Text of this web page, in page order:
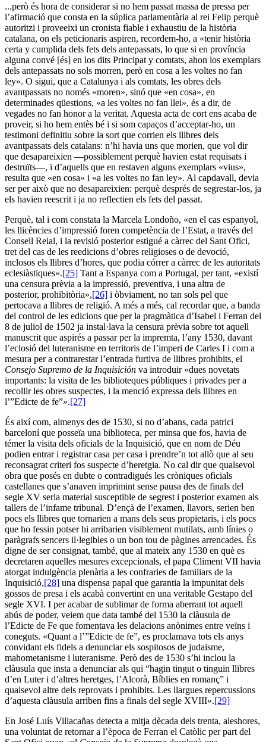
...però és hora de considerar si no hem passat massa de pressa per
l’afirmació que consta en la súplica parlamentària al rei Felip perquè
autoritzi i proveeixi un cronista fiable i exhaustiu de la història
catalana, on els peticionaris aspiren, recordem-ho, a «tenir història
certa y cumplida dels fets dels antepassats, lo que si en província
alguna convé [és] en los dits Principat y comtats, ahon los exemplars
dels antepassats no sols morren, però en cosa a les voltes no fan
ley». O sigui, que a Catalunya i als comtats, les obres dels
avantpassats no només «moren», sinó que «en cosa», en
determinades qüestions, «a les voltes no fan llei», és a dir, de
vegades no fan honor a la veritat. Aquesta acta de cort ens acaba de
proveir, si ho hem entès bé i si som capaços d’acceptar-ho, un
testimoni definitiu sobre la sort que corrien els llibres dels
avantpassats dels catalans: n’hi havia uns que morien, que vol dir
que desapareixien —possiblement perquè havien estat requisats i
destruïts—, i d’aquells que en restaven alguns exemplars «vius»,
resulta que «en cosa» i «a les voltes no fan ley». Al capdavall, devia
ser per això que no desapareixien: perquè després de segrestar-los, ja
els havien reescrit i ja no reflectien els fets del passat.
Perquè, tal i com constata la Marcela Londoño, «en el cas espanyol,
les llicències d’impressió foren competència de l’Estat, a través del
Consell Reial, i la revisió posterior estigué a càrrec del Sant Ofici,
tret del cas de les reedicions d’obres religioses o de devoció,
inclosos els llibres d’hores, que podia córrer a càrrec de les autoritats
eclesiàstiques».[25] Tant a Espanya com a Portugal, per tant, «existí
una censura prèvia a la impressió, preventiva, i una altra de
posterior, prohibitòria»,[26] i òbviament, no tan sols pel que
pertocava a llibres de religió. A més a més, cal recordar que, a banda
del control de les edicions que per la pragmàtica d’Isabel i Ferran del
8 de juliol de 1502 ja instal·lava la censura prèvia sobre tot aquell
manuscrit que aspirés a passar per la impremta, l’any 1530, davant
l’eclosió del luteranisme en territoris de l’imperi de Carles I i com a
mesura per a contrarestar l’entrada furtiva de llibres prohibits, el
Consejo Supremo de la Inquisición va introduir «dues novetats
importants: la visita de les biblioteques públiques i privades per a
recollir les obres suspectes, i la menció expressa dels llibres en
l’”Edicte de fe”».[27]
És així com, almenys des de 1530, si no d’abans, cada patrici
barceloní que posseïa una biblioteca, per minsa que fos, havia de
témer la visita dels oficials de la Inquisició, que en nom de Déu
podien entrar i registrar casa per casa i prendre’n tot allò que al seu
reconsagrat criteri fos suspecte d’heretgia. No cal dir que qualsevol
obra que posés en dubte o contradigués les cròniques oficials
castellanes que s’anaven imprimint sense pausa des de finals del
segle XV seria material susceptible de segrest i posterior examen als
tallers de l’infame tribunal. D’ençà de l’examen, llavors, serien ben
pocs els llibres que tornarien a mans dels seus propietaris, i els pocs
que ho fessin potser hi arribarien visiblement mutilats, amb línies o
paràgrafs sencers il·legibles o un bon tou de pàgines arrencades. És
digne de ser consignat, també, que al mateix any 1530 en què es
decretaren aquelles mesures excepcionals, el papa Climent VII havia
atorgat indulgència plenària a les confraries de familiars de la
Inquisició,[28] una dispensa papal que garantia la impunitat dels
gossos de presa i els acabà convertint en una veritable Gestapo del
segle XVI. I per acabar de sublimar de forma aberrant tot aquell
abús de poder, veiem que data també del 1530 la clàusula de
l’Edicte de Fe que fomentava les delacions anònimes entre veïns i
coneguts. «Quant a l’”Edicte de fe”, es proclamava tots els anys
convidant els fidels a denunciar els sospitosos de judaisme,
mahometanisme i luteranisme. Però des de 1530 s’hi inclou la
clàusula que insta a denunciar als qui “hagin tingut o tinguin llibres
d’en Luter i d’altres heretges, l’Alcorà, Bíblies en romanç” i
qualsevol altre dels reprovats i prohibits. Les llargues repercussions
d’aquesta clàusula arriben fins a finals del segle XVIII».[29]
En José Luís Villacañas detecta a mitja dècada dels trenta, aleshores,
una voluntat de retornar a l’època de Ferran el Catòlic per part del